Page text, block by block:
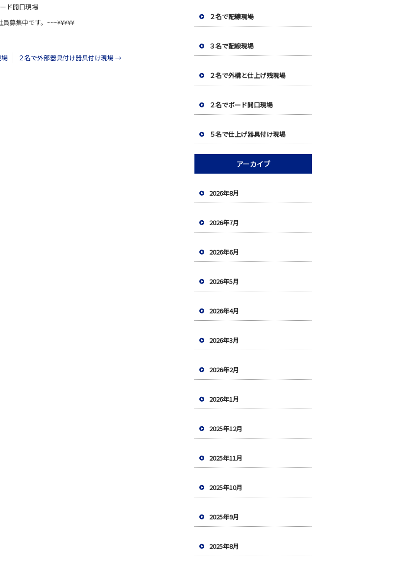
ド開口現場
募集中です。~~~¥¥¥¥¥
場 ２名で外部器具付け器具付け現場→
２名で配線現場
３名で配線現場
２名で外構と仕上げ残現場
２名でボード開口現場
５名で仕上げ器具付け現場
アーカイブ
2026年8月
2026年7月
2026年6月
2026年5月
2026年4月
2026年3月
2026年2月
2026年1月
2025年12月
2025年11月
2025年10月
2025年9月
2025年8月